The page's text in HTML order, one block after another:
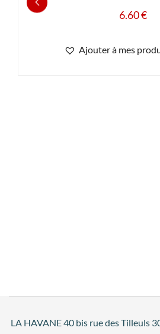
6.60€
Ajouter à mes
LA HAVANE 40 bis rue des Tilleuls